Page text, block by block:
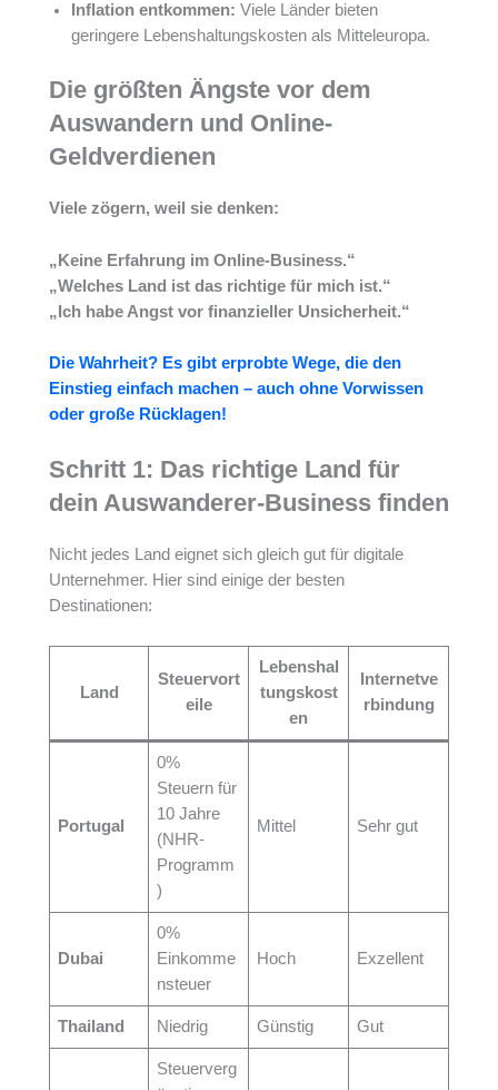
Inflation entkommen: Viele Länder bieten
geringere Lebenshaltungskosten als Mitteleuropa.
Die größten Ängste vor dem
Auswandern und Online-
Geldverdienen
Viele zögern, weil sie denken:
„Keine Erfahrung im Online-Business.“
„Welches Land ist das richtige für mich ist.“
„Ich habe Angst vor finanzieller Unsicherheit.“
Die Wahrheit? Es gibt erprobte Wege, die den
Einstieg einfach machen – auch ohne Vorwissen
oder große Rücklagen!
Schritt 1: Das richtige Land für
dein Auswanderer-Business finden
Nicht jedes Land eignet sich gleich gut für digitale
Unternehmer. Hier sind einige der besten
Destinationen:
Land
Steuervort
eile
Lebenshal
tungskost
en
Internetve
rbindung
Portugal
0%
Steuern für
10 Jahre
(NHR-
Programm
)
Mittel Sehr gut
Dubai
0%
Einkomme
nsteuer
Hoch Exzellent
Thailand Niedrig Günstig Gut
Steuerverg